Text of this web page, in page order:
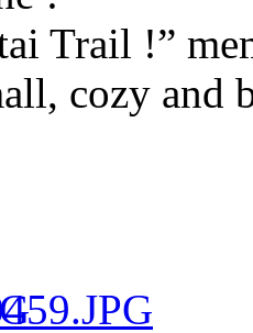
Trail !”
cozy and